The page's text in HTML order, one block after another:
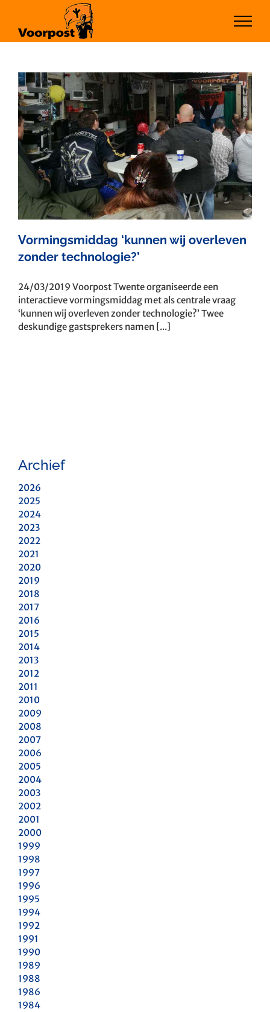
inhoud
Vormingsmiddag ‘kunnen wij overleven
zonder technologie?’
24/03/2019 Voorpost Twente organiseerde een
interactieve vormingsmiddag met als centrale vraag
‘kunnen wij overleven zonder technologie?’ Twee
deskundige gastsprekers namen [...]
Archief
2026
2025
2024
2023
2022
2021
2020
2019
2018
2017
2016
2015
2014
2013
2012
2011
2010
2009
2008
2007
2006
2005
2004
2003
2002
2001
2000
1999
1998
1997
1996
1995
1994
1992
1991
1990
1989
1988
1986
1984